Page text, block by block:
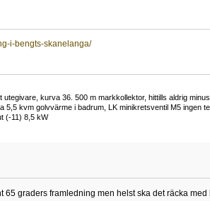
i-bengts-skanelanga/
kurva 36. 500 m markkollektor, hittills aldrig
kvm golvvärme i badrum, LK minikretsventil M5 ingen
(-11) 8,5 kW
65 graders framledning men helst ska det räcka